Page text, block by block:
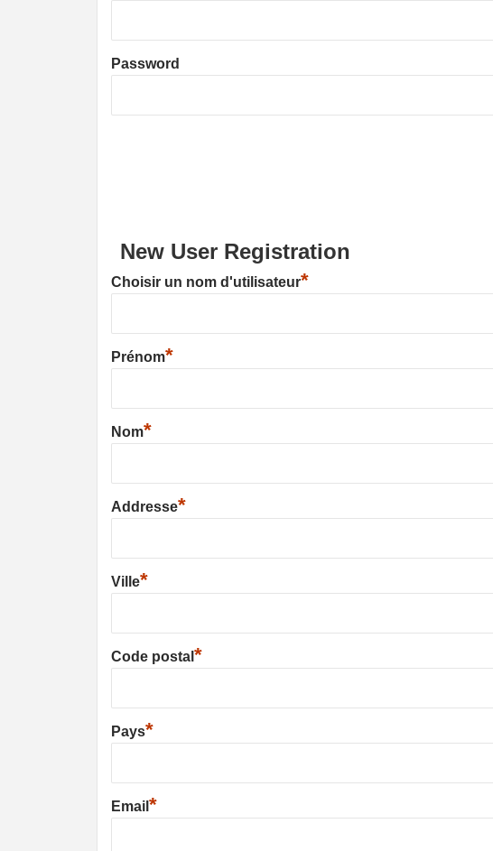
Password
New User Registration
Choisir un nom d'utilisateur*
Prénom*
Nom*
Addresse*
Ville*
Code postal *
Pays*
Email *